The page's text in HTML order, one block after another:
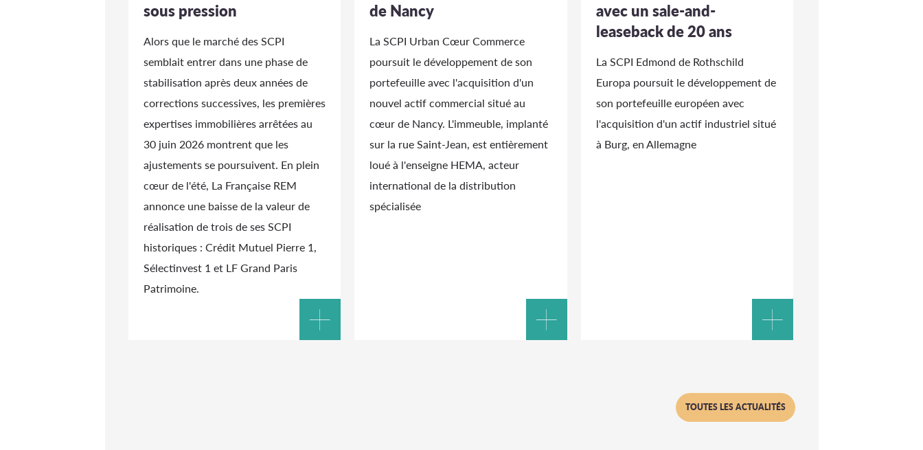
sous pression
Alors que le marché des SCPI
semblait entrer dans une phase de
stabilisation après deux années de
corrections successives, les premières
expertises immobilières arrêtées au
30 juin 2026 montrent que les
ajustements se poursuivent. En plein
cœur de l'été, La Française REM
annonce une baisse de la valeur de
réalisation de trois de ses SCPI
historiques : Crédit Mutuel Pierre 1,
Sélectinvest 1 et LF Grand Paris
Patrimoine.
de Nancy
La SCPI Urban Cœur Commerce
poursuit le développement de son
portefeuille avec l'acquisition d'un
nouvel actif commercial situé au
cœur de Nancy. L'immeuble, implanté
sur la rue Saint-Jean, est entièrement
loué à l'enseigne HEMA, acteur
international de la distribution
spécialisée
avec un sale-and-
leaseback de 20 ans
La SCPI Edmond de Rothschild
Europa poursuit le développement de
son portefeuille européen avec
l'acquisition d'un actif industriel situé
à Burg, en Allemagne
TOUTES LES ACTUALITÉS